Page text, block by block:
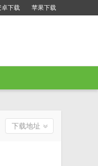
卓下载 苹果下载
下载地址